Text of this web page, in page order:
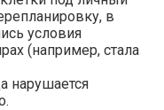
в
условия
(например, стала
нарушается